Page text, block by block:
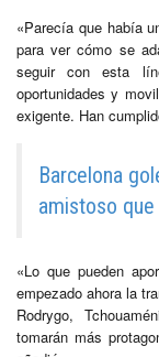
«Parecía que había
para ver cómo se
seguir con esta
oportunidades y
exigente. Han
Barcelona
amistoso
«Lo que pueden
empezado ahora la
Rodrygo,
tomarán más